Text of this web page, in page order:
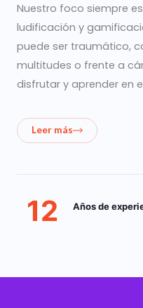
Nuestro foco siempre
ludificación y
puede ser traumático,
multitudes o frente a
disfrutar y aprender en
Leer más
12 Años de